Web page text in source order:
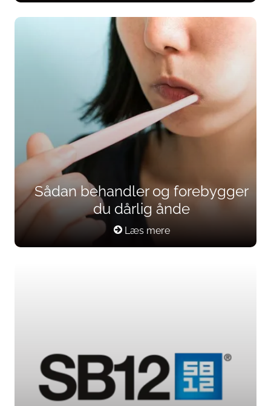
Sådan behandler og forebygger
du dårlig ånde
Læs mere